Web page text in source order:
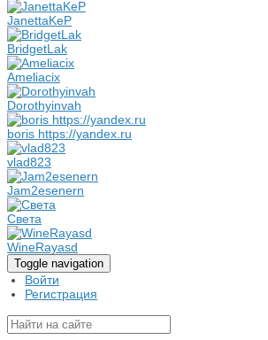
JanettaKeP
BridgetLak
Ameliacix
Dorothyinvah
boris https://yandex.ru
vlad823
Jam2esenern
Света
WineRayasd
Toggle navigation
Войти
Регистрация